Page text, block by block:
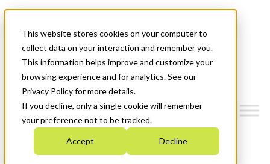
This website stores cookies on your computer to
collect data on your interaction and remember you.
This information helps improve and customize your
browsing experience and for analytics. See our
Privacy Policy for more details.
If you decline, only a single cookie will remember
your preference not to be tracked.
Accept Decline
News & Events
Get Started
Menu
Who We Are
Strategic Plan 2026-2030